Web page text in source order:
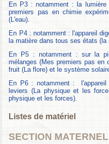
En P3 : notamment : la
premiers pas en chimie
(L'eau).
En P4 : notamment : l'appareil
la matière dans tous ses états
En P5 : notamment : sur la
mélanges (Mes premiers pas
fruit (La flore) et le système
En P6 : notamment : l'appareil
leviers (La physique et les
physique et les forces).
Listes de matériel
SECTION